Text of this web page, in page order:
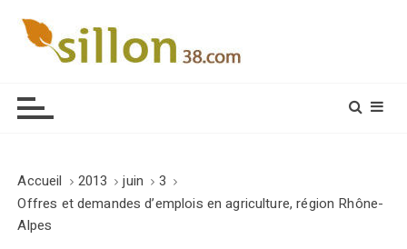
Accueil 2013 juin
3
Offres et demandes d’emplois en agriculture, région Rhône-
Alpes